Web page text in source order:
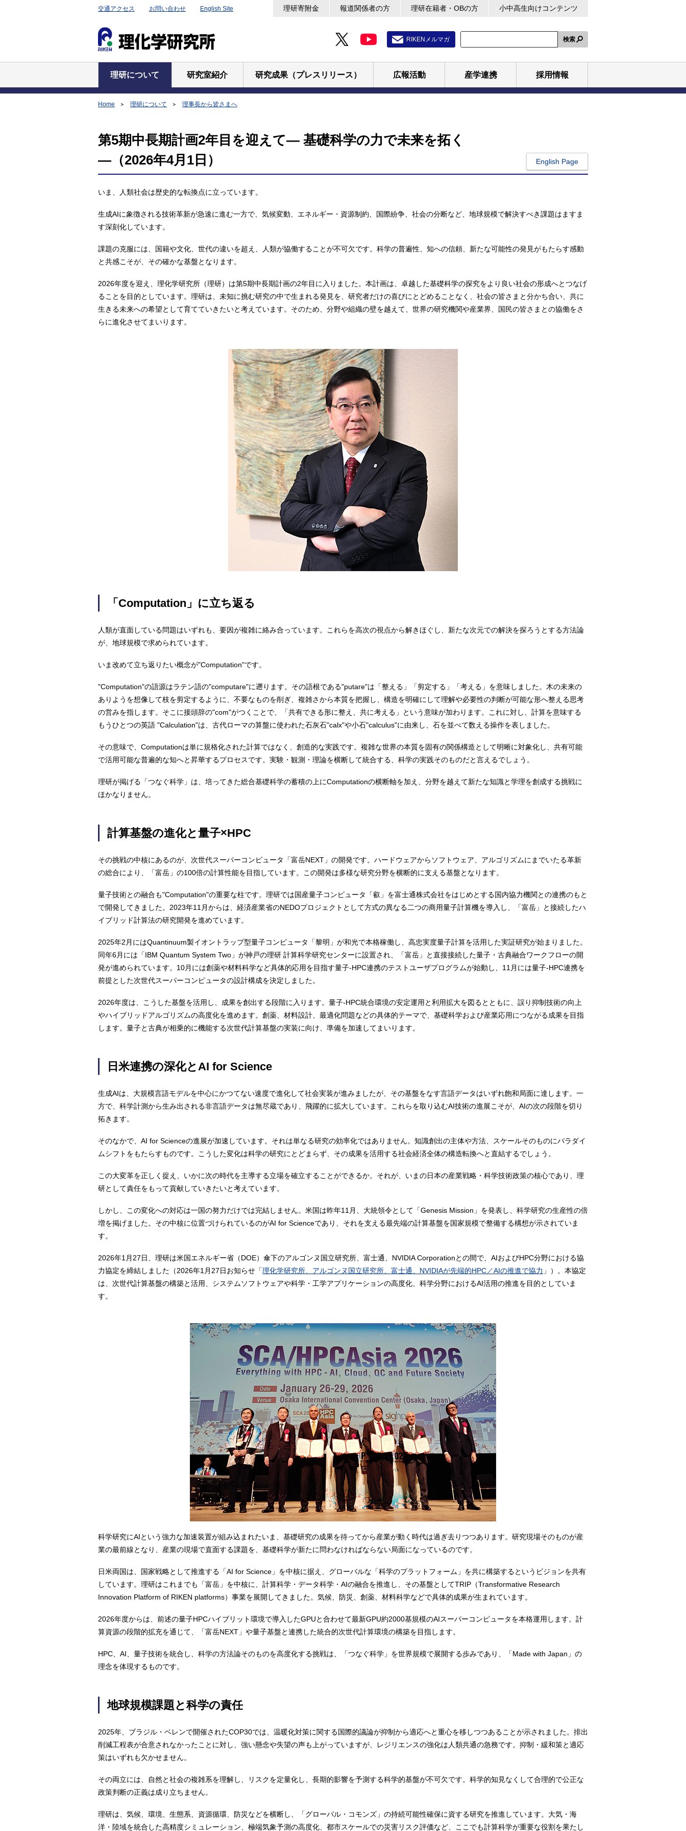
交通アクセス お問い合わせ English Site 理研寄附金 報道関係者の方 理研在籍者・OBの方 小中高生向けコンテンツ
RIKENメルマガ 検索
理研について 研究室紹介 研究成果（プレスリリース） 広報活動 産学連携 採用情報
Home 理研について 理事長から皆さまへ
第5期中長期計画2年目を迎えて― 基礎科学の力で未来を拓く
―（2026年4月1日）
English Page
いま、人類社会は歴史的な転換点に立っています。
生成AIに象徴される技術革新が急速に進む一方で、気候変動、エネルギー・資源制約、国際紛争、社会の分断など、地球規模で解決すべき課題はますま
す深刻化しています。
課題の克服には、国籍や文化、世代の違いを超え、人類が協働することが不可欠です。科学の普遍性、知への信頼、新たな可能性の発見がもたらす感動
と共感こそが、その確かな基盤となります。
2026年度を迎え、理化学研究所（理研）は第5期中長期計画の2年目に入りました。本計画は、卓越した基礎科学の探究をより良い社会の形成へとつなげ
ることを目的としています。理研は、未知に挑む研究の中で生まれる発見を、研究者だけの喜びにとどめることなく、社会の皆さまと分かち合い、共に
生きる未来への希望として育てていきたいと考えています。そのため、分野や組織の壁を越えて、世界の研究機関や産業界、国民の皆さまとの協働をさ
らに進化させてまいります。
「Computation」に立ち返る
人類が直面している問題はいずれも、要因が複雑に絡み合っています。これらを高次の視点から解きほぐし、新たな次元での解決を探ろうとする方法論
が、地球規模で求められています。
いま改めて立ち返りたい概念が"Computation"です。
"Computation"の語源はラテン語の"computare"に遡ります。その語根である"putare"は「整える」「剪定する」「考える」を意味しました。木の未来の
ありようを想像して枝を剪定するように、不要なものを削ぎ、複雑さから本質を把握し、構造を明確にして理解や必要性の判断が可能な形へ整える思考
の営みを指します。そこに接頭辞の"com"がつくことで、「共有できる形に整え、共に考える」という意味が加わります。これに対し、計算を意味する
もうひとつの英語 "Calculation"は、古代ローマの算盤に使われた石灰石"calx"や小石"calculus"に由来し、石を並べて数える操作を表しました。
その意味で、Computationは単に規格化された計算ではなく、創造的な実践です。複雑な世界の本質を固有の関係構造として明晰に対象化し、共有可能
で活用可能な普遍的な知へと昇華するプロセスです。実験・観測・理論を横断して統合する、科学の実践そのものだと言えるでしょう。
理研が掲げる「つなぐ科学」は、培ってきた総合基礎科学の蓄積の上にComputationの横断軸を加え、分野を越えて新たな知識と学理を創成する挑戦に
ほかなりません。
計算基盤の進化と量子×HPC
その挑戦の中核にあるのが、次世代スーパーコンピュータ「富岳NEXT」の開発です。ハードウェアからソフトウェア、アルゴリズムにまでいたる革新
の総合により、「富岳」の100倍の計算性能を目指しています。この開発は多様な研究分野を横断的に支える基盤となります。
量子技術との融合も"Computation"の重要な柱です。理研では国産量子コンピュータ「叡」を富士通株式会社をはじめとする国内協力機関との連携のもと
で開発してきました。2023年11月からは、経済産業省のNEDOプロジェクトとして方式の異なる二つの商用量子計算機を導入し、「富岳」と接続したハ
イブリッド計算法の研究開発を進めています。
2025年2月にはQuantinuum製イオントラップ型量子コンピュータ「黎明」が和光で本格稼働し、高忠実度量子計算を活用した実証研究が始まりました。
同年6月には「IBM Quantum System Two」が神戸の理研 計算科学研究センターに設置され、「富岳」と直接接続した量子・古典融合ワークフローの開
発が進められています。10月には創薬や材料科学など具体的応用を目指す量子-HPC連携のテストユーザプログラムが始動し、11月には量子-HPC連携を
前提とした次世代スーパーコンピュータの設計構成を決定しました。
2026年度は、こうした基盤を活用し、成果を創出する段階に入ります。量子-HPC統合環境の安定運用と利用拡大を図るとともに、誤り抑制技術の向上
やハイブリッドアルゴリズムの高度化を進めます。創薬、材料設計、最適化問題などの具体的テーマで、基礎科学および産業応用につながる成果を目指
します。量子と古典が相乗的に機能する次世代計算基盤の実装に向け、準備を加速してまいります。
日米連携の深化とAI for Science
生成AIは、大規模言語モデルを中心にかつてない速度で進化して社会実装が進みましたが、その基盤をなす言語データはいずれ飽和局面に達します。一
方で、科学計測から生み出される非言語データは無尽蔵であり、飛躍的に拡大しています。これらを取り込むAI技術の進展こそが、AIの次の段階を切り
拓きます。
そのなかで、AI for Scienceの進展が加速しています。それは単なる研究の効率化ではありません。知識創出の主体や方法、スケールそのものにパラダイ
ムシフトをもたらすものです。こうした変化は科学の研究にとどまらず、その成果を活用する社会経済全体の構造転換へと直結するでしょう。
この大変革を正しく捉え、いかに次の時代を主導する立場を確立することができるか。それが、いまの日本の産業戦略・科学技術政策の核心であり、理
研として責任をもって貢献していきたいと考えています。
しかし、この変化への対応は一国の努力だけでは完結しません。米国は昨年11月、大統領令として「Genesis Mission」を発表し、科学研究の生産性の倍
増を掲げました。その中核に位置づけられているのがAI for Scienceであり、それを支える最先端の計算基盤を国家規模で整備する構想が示されていま
す。
2026年1月27日、理研は米国エネルギー省（DOE）傘下のアルゴンヌ国立研究所、富士通、NVIDIA Corporationとの間で、AIおよびHPC分野における協
力協定を締結しました（2026年1月27日お知らせ「理化学研究所、アルゴンヌ国立研究所、富士通、NVIDIAが先端的HPC／AIの推進で協力 」）。本協定
は、次世代計算基盤の構築と活用、システムソフトウェアや科学・工学アプリケーションの高度化、科学分野におけるAI活用の推進を目的としていま
す。
科学研究にAIという強力な加速装置が組み込まれたいま、基礎研究の成果を待ってから産業が動く時代は過ぎ去りつつあります。研究現場そのものが産
業の最前線となり、産業の現場で直面する課題を、基礎科学が新たに問わなければならない局面になっているのです。
日米両国は、国家戦略として推進する「AI for Science」を中核に据え、グローバルな「科学のプラットフォーム」を共に構築するというビジョンを共有
しています。理研はこれまでも「富岳」を中核に、計算科学・データ科学・AIの融合を推進し、その基盤としてTRIP（Transformative Research
Innovation Platform of RIKEN platforms）事業を展開してきました。気候、防災、創薬、材料科学などで具体的成果が生まれています。
2026年度からは、前述の量子HPCハイブリット環境で導入したGPUと合わせて最新GPU約2000基規模のAIスーパーコンピュータを本格運用します。計
算資源の段階的拡充を通じて、「富岳NEXT」や量子基盤と連携した統合的次世代計算環境の構築を目指します。
HPC、AI、量子技術を統合し、科学の方法論そのものを高度化する挑戦は、「つなぐ科学」を世界規模で展開する歩みであり、「Made with Japan」の
理念を体現するものです。
地球規模課題と科学の責任
2025年、ブラジル・ベレンで開催されたCOP30では、温暖化対策に関する国際的議論が抑制から適応へと重心を移しつつあることが示されました。排出
削減工程表が合意されなかったことに対し、強い懸念や失望の声も上がっていますが、レジリエンスの強化は人類共通の急務です。抑制・緩和策と適応
策はいずれも欠かせません。
その両立には、自然と社会の複雑系を理解し、リスクを定量化し、長期的影響を予測する科学的基盤が不可欠です。科学的知見なくして合理的で公正な
政策判断の正義は成り立ちません。
理研は、気候、環境、生態系、資源循環、防災などを横断し、「グローバル・コモンズ」の持続可能性確保に資する研究を推進しています。大気・海
洋・陸域を統合した高精度シミュレーション、極端気象予測の高度化、都市スケールでの災害リスク評価など、ここでも計算科学が重要な役割を果たし